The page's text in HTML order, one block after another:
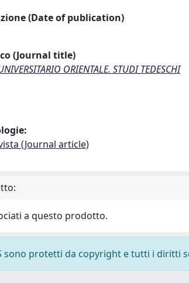
(Date of publication)
(Journal title)
ORIENTALE. STUDI TEDESCHI
(Journal article)
a questo prodotto.
sono protetti da copyright e tutti i diritti